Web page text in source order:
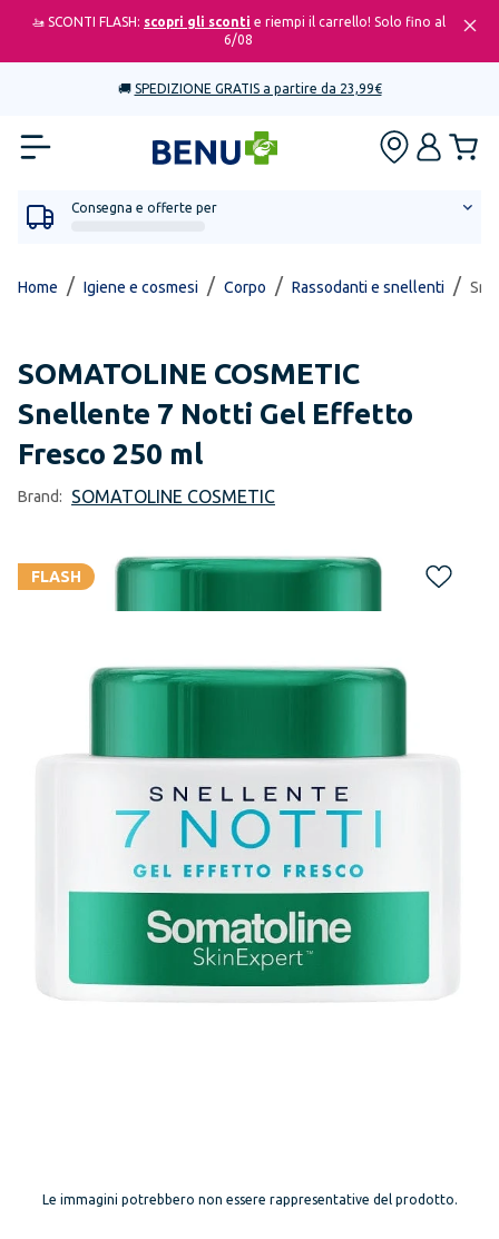
🚤 SCONTI FLASH: scopri gli sconti e riempi il carrello! Solo fino al
6/08
🚚 SPEDIZIONE GRATIS a partire da 23,99€
Consegna e offerte per
Home / Igiene e cosmesi / Corpo / Rassodanti e snellenti /
SOMATOLINE COSMETIC
Snellente 7 Notti Gel Effetto
Fresco 250 ml
Brand: SOMATOLINE COSMETIC
FLASH
Le immagini potrebbero non essere rappresentative del prodotto.